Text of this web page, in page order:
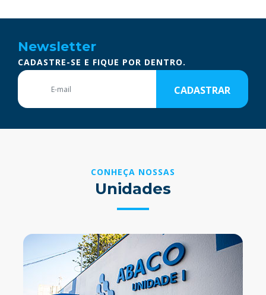
Newsletter
CADASTRE-SE E FIQUE POR DENTRO.
CADASTRAR
CONHEÇA NOSSAS
Unidades